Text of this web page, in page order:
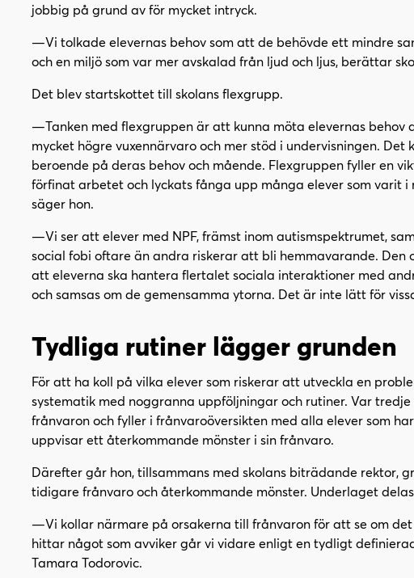
jobbig på grund av för mycket intryck.
—Vi tolkade elevernas behov som att de behövde ett mindre
och en miljö som var mer avskalad från ljud och ljus, berättar
Det blev startskottet till skolans flexgrupp.
—Tanken med flexgruppen är att kunna möta elevernas behov
mycket högre vuxennärvaro och mer stöd i undervisningen.
beroende på deras behov och mående. Flexgruppen fyller en
förfinat arbetet och lyckats fånga upp många elever som varit
säger hon.
—Vi ser att elever med NPF, främst inom autismspektrumet,
social fobi oftare än andra riskerar att bli hemmavarande. Den
att eleverna ska hantera flertalet sociala interaktioner med
och samsas om de gemensamma ytorna. Det är inte lätt för
Tydliga rutiner lägger grunden
För att ha koll på vilka elever som riskerar att utveckla en
systematik med noggranna uppföljningar och rutiner. Var
frånvaron och fyller i frånvaroöversikten med alla elever som
uppvisar ett återkommande mönster i sin frånvaro.
Därefter går hon, tillsammans med skolans biträdande rektor,
tidigare frånvaro och återkommande mönster. Underlaget
—Vi kollar närmare på orsakerna till frånvaron för att se om
hittar något som avviker går vi vidare enligt en tydligt
Tamara Todorovic.